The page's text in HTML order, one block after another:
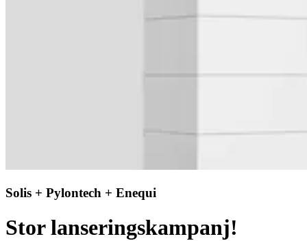
Solis + Pylontech + Enequi
Stor lanseringskampanj!